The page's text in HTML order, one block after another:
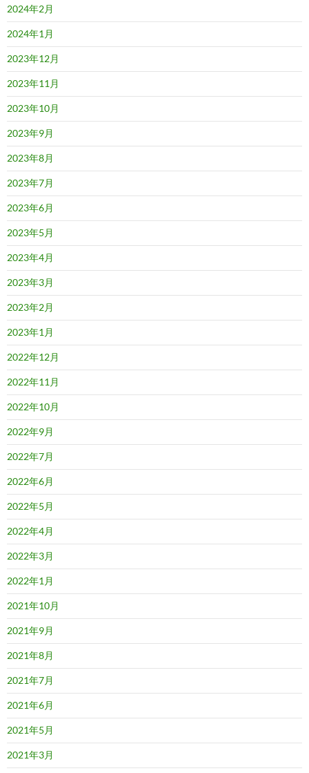
2024年2月
2024年1月
2023年12月
2023年11月
2023年10月
2023年9月
2023年8月
2023年7月
2023年6月
2023年5月
2023年4月
2023年3月
2023年2月
2023年1月
2022年12月
2022年11月
2022年10月
2022年9月
2022年7月
2022年6月
2022年5月
2022年4月
2022年3月
2022年1月
2021年10月
2021年9月
2021年8月
2021年7月
2021年6月
2021年5月
2021年3月